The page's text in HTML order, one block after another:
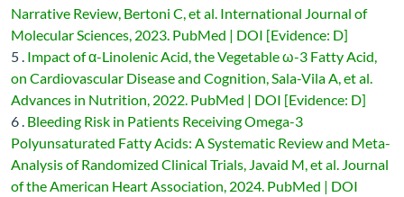
Narrative Review, Bertoni C, et al. International Journal of
Molecular Sciences, 2023. PubMed | DOI [Evidence: D]
5 . Impact of α-Linolenic Acid, the Vegetable ω-3 Fatty Acid,
on Cardiovascular Disease and Cognition, Sala-Vila A, et al.
Advances in Nutrition, 2022. PubMed | DOI [Evidence: D]
6 . Bleeding Risk in Patients Receiving Omega-3
Polyunsaturated Fatty Acids: A Systematic Review and Meta-
Analysis of Randomized Clinical Trials, Javaid M, et al. Journal
of the American Heart Association, 2024. PubMed | DOI